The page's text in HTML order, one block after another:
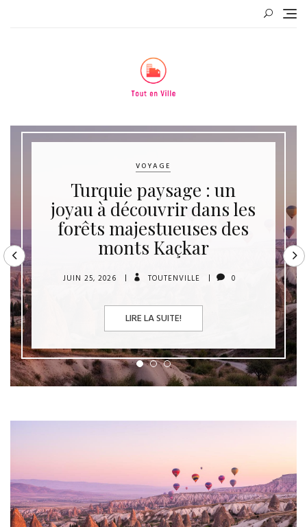
VOYAGE
Turquie paysage : un
joyau à découvrir dans les
forêts majestueuses des
monts Kaçkar
JUIN 25, 2026 TOUTENVILLE 0
LIRE LA SUITE!